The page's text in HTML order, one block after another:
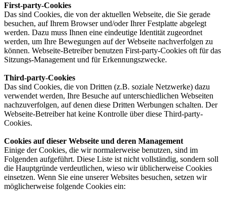
First-party-Cookies
Das sind Cookies, die von der aktuellen Webseite, die Sie gerade
besuchen, auf Ihrem Browser und/oder Ihrer Festplatte abgelegt
werden. Dazu muss Ihnen eine eindeutige Identität zugeordnet
werden, um Ihre Bewegungen auf der Webseite nachverfolgen zu
können. Webseite-Betreiber benutzen First-party-Cookies oft für das
Sitzungs-Management und für Erkennungszwecke.
Third-party-Cookies
Das sind Cookies, die von Dritten (z.B. soziale Netzwerke) dazu
verwendet werden, Ihre Besuche auf unterschiedlichen Webseiten
nachzuverfolgen, auf denen diese Dritten Werbungen schalten. Der
Webseite-Betreiber hat keine Kontrolle über diese Third-party-
Cookies.
Cookies auf dieser Webseite und deren Management
Einige der Cookies, die wir normalerweise benutzen, sind im
Folgenden aufgeführt. Diese Liste ist nicht vollständig, sondern soll
die Hauptgründe verdeutlichen, wieso wir üblicherweise Cookies
einsetzen. Wenn Sie eine unserer Websites besuchen, setzen wir
möglicherweise folgende Cookies ein: